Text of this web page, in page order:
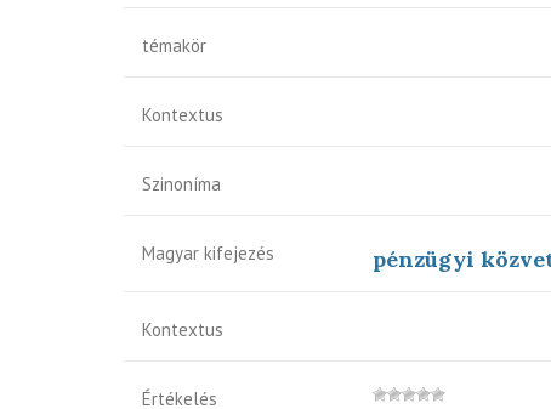
témakör
Kontextus
Szinoníma
Magyar kifejezés pénzügyi
Kontextus
Értékelés